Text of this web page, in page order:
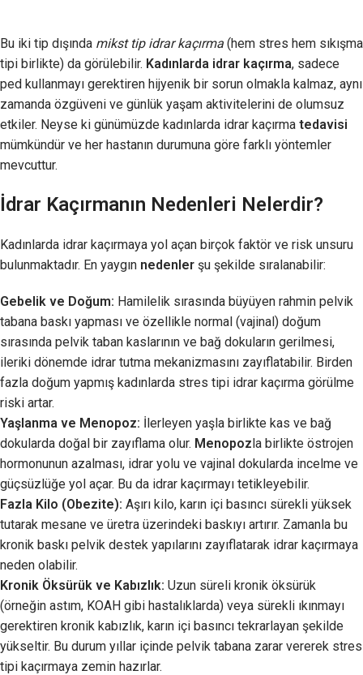
Bu iki tip dışında mikst tip idrar kaçırma (hem stres hem sıkışma
tipi birlikte) da görülebilir. Kadınlarda idrar kaçırma, sadece
ped kullanmayı gerektiren hijyenik bir sorun olmakla kalmaz, aynı
zamanda özgüveni ve günlük yaşam aktivitelerini de olumsuz
etkiler. Neyse ki günümüzde kadınlarda idrar kaçırma tedavisi
mümkündür ve her hastanın durumuna göre farklı yöntemler
mevcuttur.
İdrar Kaçırmanın Nedenleri Nelerdir?
Kadınlarda idrar kaçırmaya yol açan birçok faktör ve risk unsuru
bulunmaktadır. En yaygın nedenler şu şekilde sıralanabilir:
Gebelik ve Doğum: Hamilelik sırasında büyüyen rahmin pelvik
tabana baskı yapması ve özellikle normal (vajinal) doğum
sırasında pelvik taban kaslarının ve bağ dokuların gerilmesi,
ileriki dönemde idrar tutma mekanizmasını zayıflatabilir. Birden
fazla doğum yapmış kadınlarda stres tipi idrar kaçırma görülme
riski artar.
Yaşlanma ve Menopoz: İlerleyen yaşla birlikte kas ve bağ
dokularda doğal bir zayıflama olur. Menopozla birlikte östrojen
hormonunun azalması, idrar yolu ve vajinal dokularda incelme ve
güçsüzlüğe yol açar. Bu da idrar kaçırmayı tetikleyebilir.
Fazla Kilo (Obezite): Aşırı kilo, karın içi basıncı sürekli yüksek
tutarak mesane ve üretra üzerindeki baskıyı artırır. Zamanla bu
kronik baskı pelvik destek yapılarını zayıflatarak idrar kaçırmaya
neden olabilir.
Kronik Öksürük ve Kabızlık: Uzun süreli kronik öksürük
(örneğin astım, KOAH gibi hastalıklarda) veya sürekli ıkınmayı
gerektiren kronik kabızlık, karın içi basıncı tekrarlayan şekilde
yükseltir. Bu durum yıllar içinde pelvik tabana zarar vererek stres
tipi kaçırmaya zemin hazırlar.